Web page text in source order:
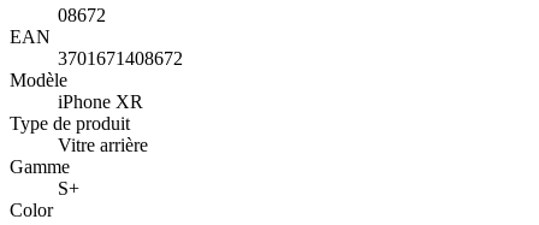
08672
EAN
3701671408672
Modèle
iPhone XR
Type de produit
Vitre arrière
Gamme
S+
Color